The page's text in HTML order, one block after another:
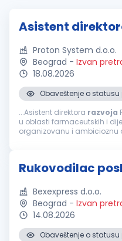
Asistent
Proton System d.o.o.
Beograd - Izvan
18.08.2026
Obaveštenje o statusu
...Asistent direktora razvoja
u oblasti farmaceutskih i
organizovanu i ambicioznu
Rukovodilac
Bexexpress d.o.o.
Beograd - Izvan
14.08.2026
Obaveštenje o statusu